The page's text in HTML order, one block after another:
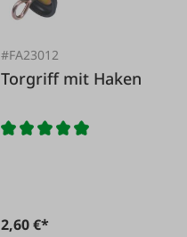
#FA23012
Torgriff mit Haken
2,60 €*